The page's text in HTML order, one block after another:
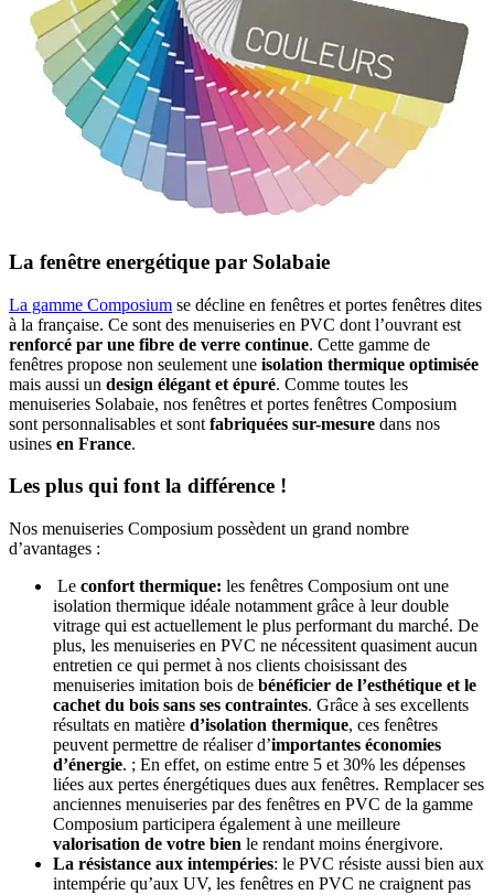
La fenêtre energétique par Solabaie
La gamme Composium se décline en fenêtres et portes fenêtres dites
à la française. Ce sont des menuiseries en PVC dont l’ouvrant est
renforcé par une fibre de verre continue. Cette gamme de
fenêtres propose non seulement une isolation thermique optimisée
mais aussi un design élégant et épuré. Comme toutes les
menuiseries Solabaie, nos fenêtres et portes fenêtres Composium
sont personnalisables et sont fabriquées sur-mesure dans nos
usines en France.
Les plus qui font la différence !
Nos menuiseries Composium possèdent un grand nombre
d’avantages :
Le confort thermique: les fenêtres Composium ont une
isolation thermique idéale notamment grâce à leur double
vitrage qui est actuellement le plus performant du marché. De
plus, les menuiseries en PVC ne nécessitent quasiment aucun
entretien ce qui permet à nos clients choisissant des
menuiseries imitation bois de bénéficier de l’esthétique et le
cachet du bois sans ses contraintes. Grâce à ses excellents
résultats en matière d’isolation thermique, ces fenêtres
peuvent permettre de réaliser d’importantes économies
d’énergie. ; En effet, on estime entre 5 et 30% les dépenses
liées aux pertes énergétiques dues aux fenêtres. Remplacer ses
anciennes menuiseries par des fenêtres en PVC de la gamme
Composium participera également à une meilleure
valorisation de votre bien le rendant moins énergivore.
La résistance aux intempéries: le PVC résiste aussi bien aux
intempérie qu’aux UV, les fenêtres en PVC ne craignent pas